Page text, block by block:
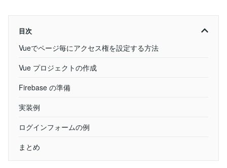
目次
Vueでページ毎にアクセス権を設定する方法
Vue プロジェクトの作成
Firebase の準備
実装例
ログインフォームの例
まとめ